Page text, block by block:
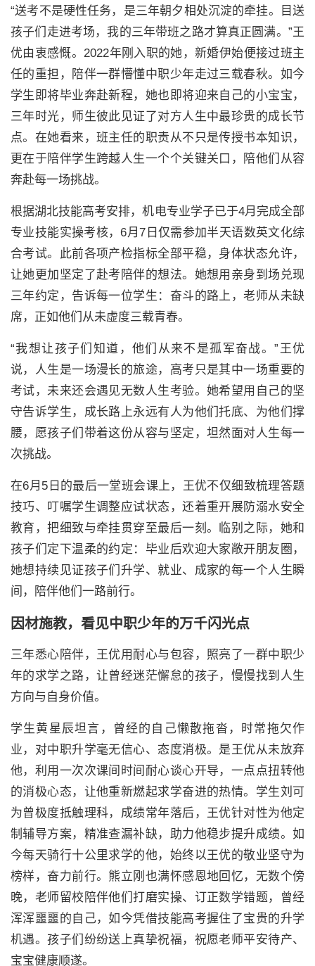
“送考不是硬性任务，是三年朝夕相处沉淀的牵挂。目送
孩子们走进考场，我的三年带班之路才算真正圆满。”王
优由衷感慨。2022年刚入职的她，新婚伊始便接过班主
任的重担，陪伴一群懵懂中职少年走过三载春秋。如今
学生即将毕业奔赴新程，她也即将迎来自己的小宝宝，
三年时光，师生彼此见证了对方人生中最珍贵的成长节
点。在她看来，班主任的职责从不只是传授书本知识，
更在于陪伴学生跨越人生一个个关键关口，陪他们从容
奔赴每一场挑战。
根据湖北技能高考安排，机电专业学子已于4月完成全部
专业技能实操考核，6月7日仅需参加半天语数英文化综
合考试。此前各项产检指标全部平稳，身体状态允许，
让她更加坚定了赴考陪伴的想法。她想用亲身到场兑现
三年约定，告诉每一位学生：奋斗的路上，老师从未缺
席，正如他们从未虚度三载青春。
“我想让孩子们知道，他们从来不是孤军奋战。”王优
说，人生是一场漫长的旅途，高考只是其中一场重要的
考试，未来还会遇见无数人生考验。她希望用自己的坚
守告诉学生，成长路上永远有人为他们托底、为他们撑
腰，愿孩子们带着这份从容与坚定，坦然面对人生每一
次挑战。
在6月5日的最后一堂班会课上，王优不仅细致梳理答题
技巧、叮嘱学生调整应试状态，还着重开展防溺水安全
教育，把细致与牵挂贯穿至最后一刻。临别之际，她和
孩子们定下温柔的约定：毕业后欢迎大家敞开朋友圈，
她想持续见证孩子们升学、就业、成家的每一个人生瞬
间，陪伴他们一路前行。
因材施教，看见中职少年的万千闪光点
三年悉心陪伴，王优用耐心与包容，照亮了一群中职少
年的求学之路，让曾经迷茫懈怠的孩子，慢慢找到人生
方向与自身价值。
学生黄星辰坦言，曾经的自己懒散拖沓，时常拖欠作
业，对中职升学毫无信心、态度消极。是王优从未放弃
他，利用一次次课间时间耐心谈心开导，一点点扭转他
的消极心态，让他重新燃起求学奋进的热情。学生刘可
为曾极度抵触理科，成绩常年落后，王优针对性为他定
制辅导方案，精准查漏补缺，助力他稳步提升成绩。如
今每天骑行十公里求学的他，始终以王优的敬业坚守为
榜样，奋力前行。熊立刚也满怀感恩地回忆，无数个傍
晚，老师留校陪伴他们打磨实操、订正数学错题，曾经
浑浑噩噩的自己，如今凭借技能高考握住了宝贵的升学
机遇。孩子们纷纷送上真挚祝福，祝愿老师平安待产、
宝宝健康顺遂。